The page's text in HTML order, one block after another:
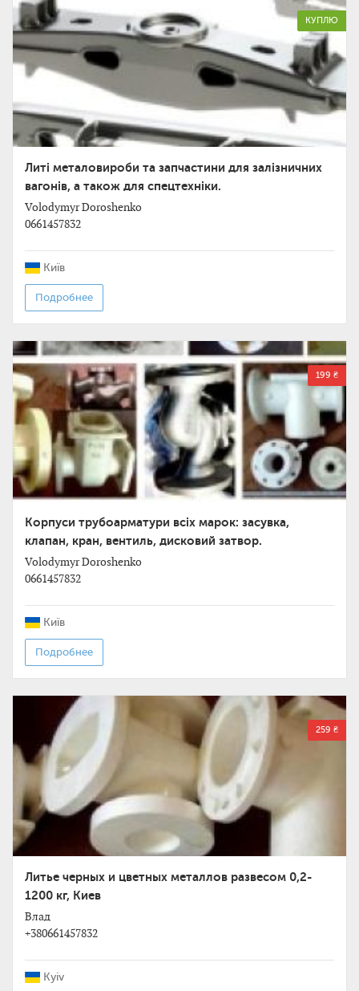
КУПЛЮ
Литі металовироби та запчастини для залізничних
вагонів, а також для спецтехніки.
Volodymyr Doroshenko
0661457832
Київ
Подробнее
199 ₴
Корпуси трубоарматури всіх марок: засувка,
клапан, кран, вентиль, дисковий затвор.
Volodymyr Doroshenko
0661457832
Київ
Подробнее
259 ₴
Литье черных и цветных металлов развесом 0,2-
1200 кг, Киев
Влад
+380661457832
Kyiv